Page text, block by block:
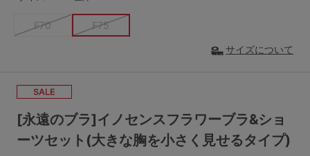
L LL
S-AB S-CD S-EF
L-AB
LL-EF
4,000円～
セールアイテムから探す
その他から探す
お気に入り
[永遠のブラ]イノセンスフラワーブラ&ショ
ーツセット(大きな胸を小さく見せるタイプ)
F70 F75
サイズについて